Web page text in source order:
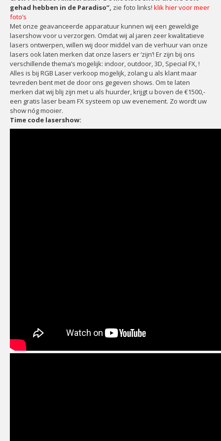
gehad hebben in de Paradiso”, zie foto links! klik hier voor meer
foto’s
Met onze geavanceerde apparatuur kunnen wij een geweldige
lasershow voor u verzorgen. Omdat wij al jaren zeer kwalitatieve
lasers ontwerpen, willen wij door middel van de verhuur van onze
lasers ook laten merken dat onze lasers er ‘zijn’! Er zijn bij ons
verschillende thema’s mogelijk: indoor, outdoor, 3D, Special FX, !
Alles is bij RGB Laser verkoop mogelijk, zolang u als klant maar
tevreden bent met de door ons gegeven shows. Om te laten
merken dat wij blij zijn met u als huurder, krijgt u boven de €1500,-
een gratis laser beam FX systeem op uw evenement. Zo wordt uw
show nóg mooier.
Time code lasershow: